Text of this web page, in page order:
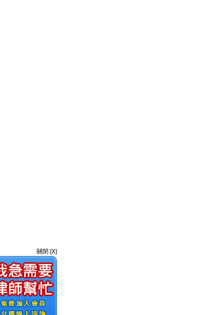
關閉 [X]